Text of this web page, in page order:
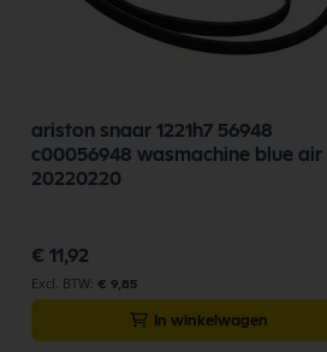
ariston snaar 1221h7 56948
c00056948 wasmachine blue air
20220220
€ 11,92
€ 9,85
In winkelwagen